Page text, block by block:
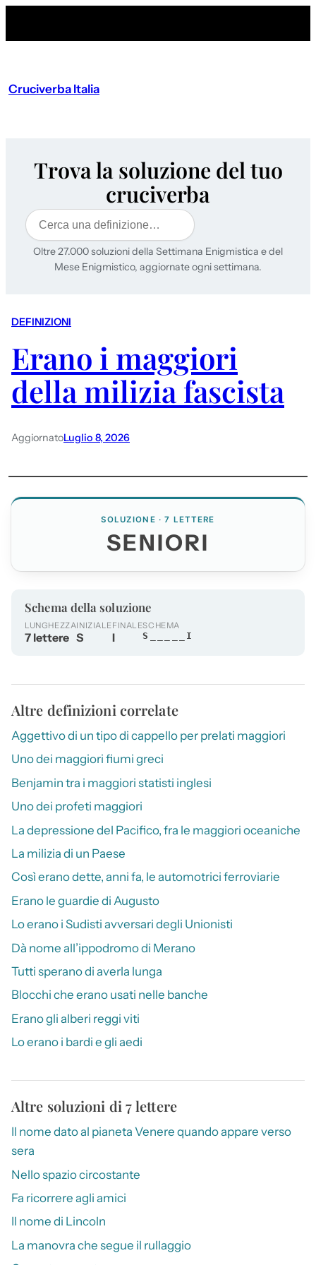
Cruciverba Italia
Trova la soluzione del tuo
cruciverba
Cerca
Oltre 27.000 soluzioni della Settimana Enigmistica e del
Mese Enigmistico, aggiornate ogni settimana.
DEFINIZIONI
Erano i maggiori
della milizia fascista
AggiornatoLuglio 8, 2026
SOLUZIONE · 7 LETTERE
SENIORI
Schema della soluzione
LUNGHEZZA
7 lettere
INIZIALE
S
FINALE
I
SCHEMA
S_____I
Altre definizioni correlate
Aggettivo di un tipo di cappello per prelati maggiori
Uno dei maggiori fiumi greci
Benjamin tra i maggiori statisti inglesi
Uno dei profeti maggiori
La depressione del Pacifico, fra le maggiori oceaniche
La milizia di un Paese
Così erano dette, anni fa, le automotrici ferroviarie
Erano le guardie di Augusto
Lo erano i Sudisti avversari degli Unionisti
Dà nome all’ippodromo di Merano
Tutti sperano di averla lunga
Blocchi che erano usati nelle banche
Erano gli alberi reggi viti
Lo erano i bardi e gli aedi
Altre soluzioni di 7 lettere
Il nome dato al pianeta Venere quando appare verso
sera
Nello spazio circostante
Fa ricorrere agli amici
Il nome di Lincoln
La manovra che segue il rullaggio